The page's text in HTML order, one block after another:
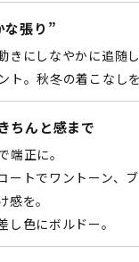
張り”
きにしなやかに追随
。秋冬の着こなし
ちんと感まで
端正に。
ートでワントーン、ブ
を。
し色にボルドー。